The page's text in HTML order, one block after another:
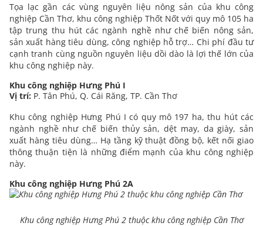
Tọa lạc gần các vùng nguyên liệu nông sản của khu công
nghiệp Cần Thơ, khu công nghiệp Thốt Nốt với quy mô 105 ha
tập trung thu hút các ngành nghề như chế biến nông sản,
sản xuất hàng tiêu dùng, công nghiệp hỗ trợ… Chi phí đầu tư
cạnh tranh cùng nguồn nguyên liệu dồi dào là lợi thế lớn của
khu công nghiệp này.
Khu công nghiệp Hưng Phú I
Vị trí: P. Tân Phú, Q. Cái Răng, TP. Cần Thơ
Khu công nghiệp Hưng Phú I có quy mô 197 ha, thu hút các
ngành nghề như chế biến thủy sản, dệt may, da giày, sản
xuất hàng tiêu dùng… Hạ tầng kỹ thuật đồng bộ, kết nối giao
thông thuận tiện là những điểm mạnh của khu công nghiệp
này.
Khu công nghiệp Hưng Phú 2A
Khu công nghiệp Hưng Phú 2 thuộc khu công nghiệp Cần Thơ